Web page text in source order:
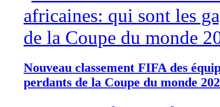
Nouveau classement FIFA des
perdants de la Coupe du monde